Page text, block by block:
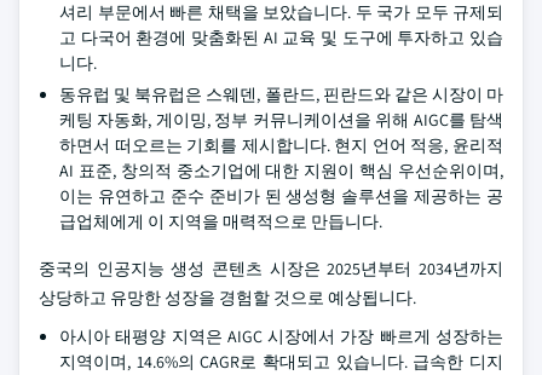
셔리 부문에서 빠른 채택을 보았습니다. 두 국가 모두 규제되
고 다국어 환경에 맞춤화된 AI 교육 및 도구에 투자하고 있습
니다.
동유럽 및 북유럽은 스웨덴, 폴란드, 핀란드와 같은 시장이 마
케팅 자동화, 게이밍, 정부 커뮤니케이션을 위해 AIGC를 탐색
하면서 떠오르는 기회를 제시합니다. 현지 언어 적응, 윤리적
AI 표준, 창의적 중소기업에 대한 지원이 핵심 우선순위이며,
이는 유연하고 준수 준비가 된 생성형 솔루션을 제공하는 공
급업체에게 이 지역을 매력적으로 만듭니다.
중국의 인공지능 생성 콘텐츠 시장은 2025년부터 2034년까지
상당하고 유망한 성장을 경험할 것으로 예상됩니다.
아시아 태평양 지역은 AIGC 시장에서 가장 빠르게 성장하는
지역이며, 14.6%의 CAGR로 확대되고 있습니다. 급속한 디지